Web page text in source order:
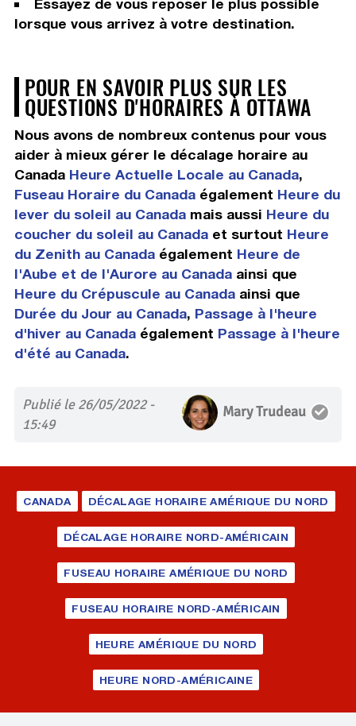
lorsque vous arrivez à votre destination.
POUR EN SAVOIR PLUS SUR LES
QUESTIONS D'HORAIRES À OTTAWA
Nous avons de nombreux contenus pour vous
aider à mieux gérer le décalage horaire au
Canada Heure Actuelle Locale au Canada,
Fuseau Horaire du Canadaégalement Heure du
lever du soleil au Canadamais aussi Heure du
coucher du soleil au Canadaet surtout Heure
du Zenith au Canadaégalement Heure de
l'Aube et de l'Aurore au Canadaainsi que
Heure du Crépuscule au Canadaainsi que
Durée du Jour au Canada, Passage à l'heure
d'hiver au Canadaégalement Passage à l'heure
d'été au Canada.
Publié le 26/05/2022 -
15:49
Mary Trudeau
CANADA DÉCALAGE HORAIRE AMÉRIQUE DU NORD
DÉCALAGE HORAIRE NORD-AMÉRICAIN
FUSEAU HORAIRE AMÉRIQUE DU NORD
FUSEAU HORAIRE NORD-AMÉRICAIN
HEURE AMÉRIQUE DU NORD
HEURE NORD-AMÉRICAINE